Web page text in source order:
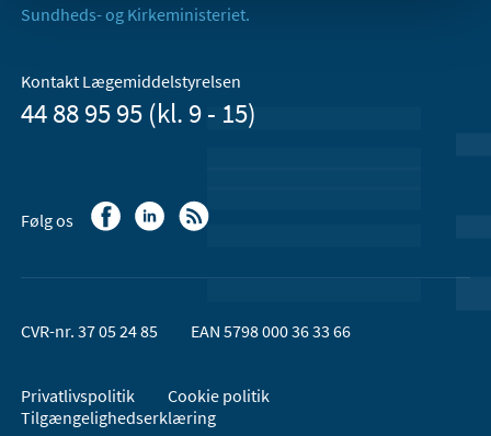
Sundheds- og Kirkeministeriet.
Kontakt Lægemiddelstyrelsen
44 88 95 95 (kl. 9 - 15)
Følg os
CVR-nr. 37 05 24 85 EAN 5798 000 36 33 66
Privatlivspolitik
Cookie politik
Tilgængelighedserklæring